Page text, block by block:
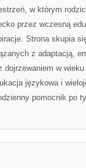
w którym
przez wczesną
Strona skupia
z adaptacją,
dojrzewaniem w
językowa i
pomocnik po